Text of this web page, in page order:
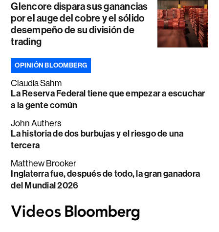
Glencore dispara sus ganancias
por el auge del cobre y el sólido
desempeño de su división de
trading
OPINIÓN BLOOMBERG
Claudia Sahm
La Reserva Federal tiene que empezar a escuchar
a la gente común
John Authers
La historia de dos burbujas y el riesgo de una
tercera
Matthew Brooker
Inglaterra fue, después de todo, la gran ganadora
del Mundial 2026